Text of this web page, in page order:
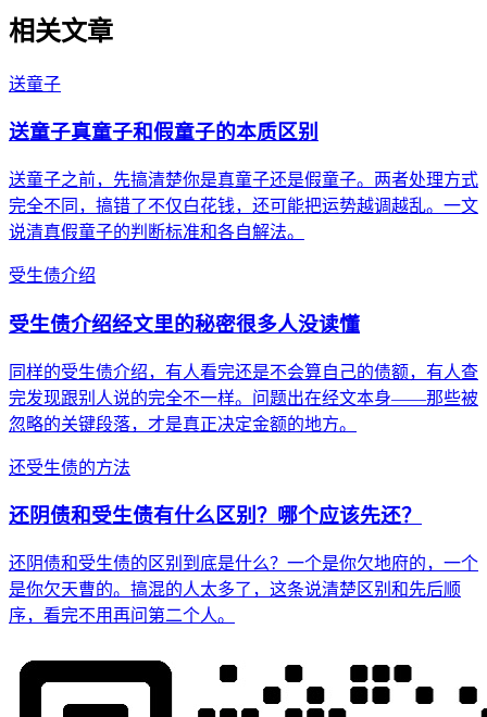
相关文章
送童子
送童子真童子和假童子的本质区别
送童子之前，先搞清楚你是真童子还是假童子。两者处理方式
完全不同，搞错了不仅白花钱，还可能把运势越调越乱。一文
说清真假童子的判断标准和各自解法。
受生债介绍
受生债介绍经文里的秘密很多人没读懂
同样的受生债介绍，有人看完还是不会算自己的债额，有人查
完发现跟别人说的完全不一样。问题出在经文本身——那些被
忽略的关键段落，才是真正决定金额的地方。
还受生债的方法
还阴债和受生债有什么区别？哪个应该先还？
还阴债和受生债的区别到底是什么？一个是你欠地府的，一个
是你欠天曹的。搞混的人太多了，这条说清楚区别和先后顺
序，看完不用再问第二个人。